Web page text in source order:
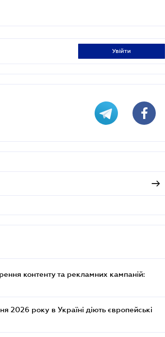
увійти
контенту та рекламних кампаній:
2026 року в Україні діють європейські